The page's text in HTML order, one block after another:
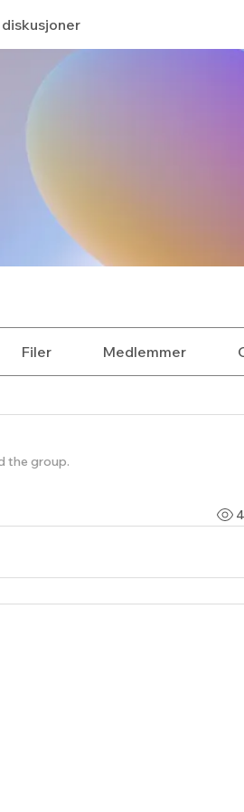
Filer Medlemmer
the group.